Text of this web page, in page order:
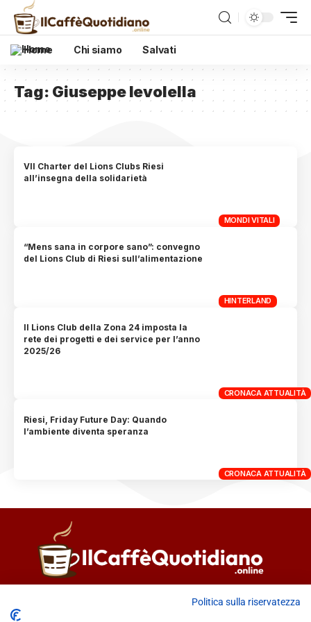
Home Chi siamo Salvati
Tag: Giuseppe Ievolella
MONDI VITALI
VII Charter del Lions Clubs Riesi
all’insegna della solidarietà
HINTERLAND
“Mens sana in corpore sano”: convegno
del Lions Club di Riesi sull’alimentazione
CRONACA ATTUALITÀ
Il Lions Club della Zona 24 imposta la
rete dei progetti e dei service per l’anno
2025/26
CRONACA ATTUALITÀ
Riesi, Friday Future Day: Quando
l’ambiente diventa speranza
Fiorella Falci
Politica sulla riservatezza